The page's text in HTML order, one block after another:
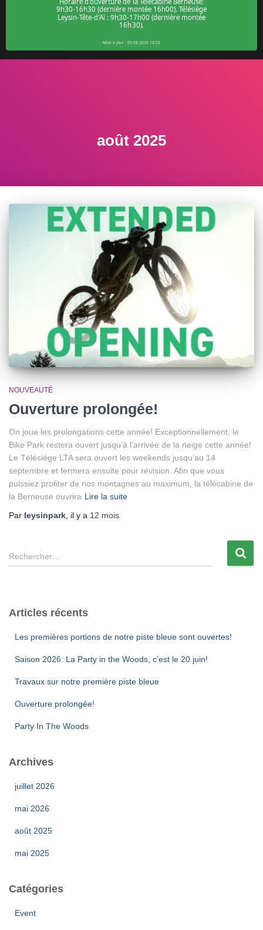
août 2025
NOUVEAUTÉ
Ouverture prolongée!
On joue les prolongations cette année! Exceptionnellement, le
Bike Park restera ouvert jusqu’à l’arrivée de la neige cette année!
Le Télésiège LTA sera ouvert les weekends jusqu’au 14
septembre et fermera ensuite pour révision. Afin que vous
puissiez profiter de nos montagnes au maximum, la télécabine de
la Berneuse ouvrira Lire la suite
Par leysinpark, il y a 12 mois
Rechercher…
Articles récents
Les premières portions de notre piste bleue sont ouvertes!
Saison 2026: La Party in the Woods, c’est le 20 juin!
Travaux sur notre première piste bleue
Ouverture prolongée!
Party In The Woods
Archives
juillet 2026
mai 2026
août 2025
mai 2025
Catégories
Event